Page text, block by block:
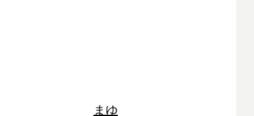
まゆ